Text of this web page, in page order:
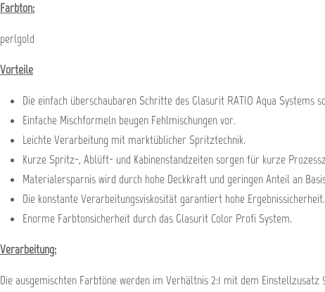
Farbton:
perlgold
Vorteile
Die einfach überschaubaren Schritte des Glasurit RATIO Aqua Systems
Einfache Mischformeln beugen Fehlmischungen vor.
Leichte Verarbeitung mit marktüblicher Spritztechnik.
Kurze Spritz-, Ablüft- und Kabinenstandzeiten sorgen für kurze
Materialersparnis wird durch hohe Deckkraft und geringen Anteil an
Die konstante Verarbeitungsviskosität garantiert hohe Ergebnissicherheit.
Enorme Farbtonsicherheit durch das Glasurit Color Profi System.
Verarbeitung:
Die ausgemischten Farbtöne werden im Verhältnis 2:1 mit dem